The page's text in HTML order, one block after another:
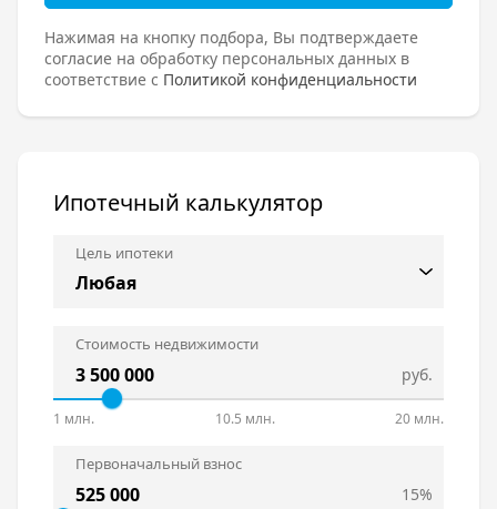
Нажимая на кнопку подбора, Вы подтверждаете
согласие на обработку персональных данных в
соответствие с Политикой конфиденциальности
Ипотечный калькулятор
Цель ипотеки
Стоимость недвижимости
руб.
1 млн. 10.5 млн. 20 млн.
Первоначальный взнос
15%